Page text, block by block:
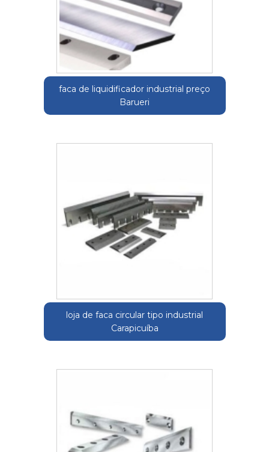
faca de liquidificador industrial preço
Barueri
loja de faca circular tipo industrial
Carapicuíba